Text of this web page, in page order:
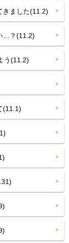
ました(11.2)
…？(11.2)
う(11.2)
(11.1)